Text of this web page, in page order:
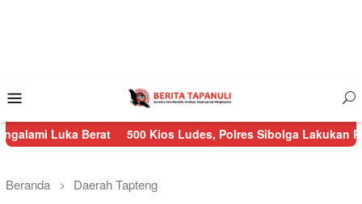
Mobile
500 Kios Ludes, Polres Sibolga Lakukan Pengamanan
Beranda DaerahTapteng